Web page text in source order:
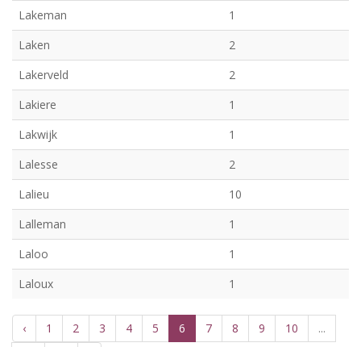
Lakeman
1
Laken
2
Lakerveld
2
Lakiere
1
Lakwijk
1
Lalesse
2
Lalieu
10
Lalleman
1
Laloo
1
Laloux
1
‹ 1 2 3 4 5 6 7 8 9 10 ...